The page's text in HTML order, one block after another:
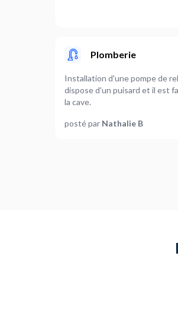
Plomberie
Installation d'une pompe de
dispose d'un puisard et il est
la cave.
posté par Nathalie B